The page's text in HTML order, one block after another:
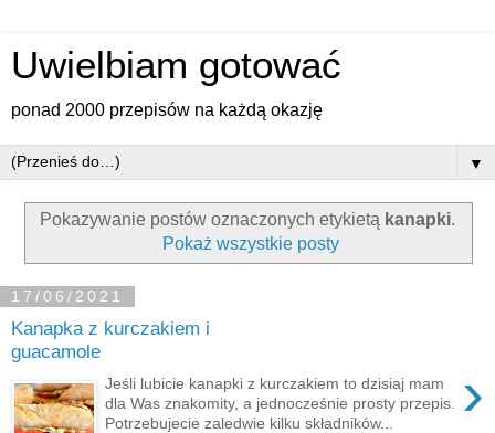
Uwielbiam gotować
ponad 2000 przepisów na każdą okazję
▼
Pokazywanie postów oznaczonych etykietą kanapki.
Pokaż wszystkie posty
17/06/2021
Kanapka z kurczakiem i
guacamole
›
Jeśli lubicie kanapki z kurczakiem to dzisiaj mam
dla Was znakomity, a jednocześnie prosty przepis.
Potrzebujecie zaledwie kilku składników...